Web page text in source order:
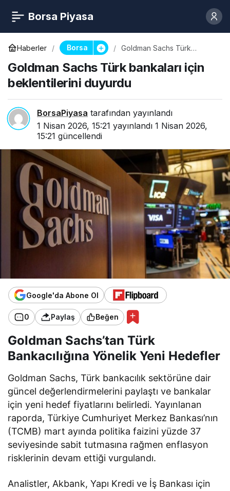
Borsa Piyasa
Haberler Borsa
Goldman Sachs Türk
duyurdu
Goldman Sachs Türk bankaları için
beklentilerini duyurdu
BorsaPiyasa tarafından yayınlandı
1 Nisan 2026, 15:21 yayınlandı 1 Nisan 2026,
15:21 güncellendi
Google'da Abone Ol
0 Paylaş Beğen
Goldman Sachs’tan Türk
Bankacılığına Yönelik Yeni Hedefler
Goldman Sachs, Türk bankacılık sektörüne dair
güncel değerlendirmelerini paylaştı ve bankalar
için yeni hedef fiyatlarını belirledi. Yayınlanan
raporda, Türkiye Cumhuriyet Merkez Bankası’nın
(TCMB) mart ayında politika faizini yüzde 37
seviyesinde sabit tutmasına rağmen enflasyon
risklerinin devam ettiği vurgulandı.
Analistler, Akbank, Yapı Kredi ve İş Bankası için